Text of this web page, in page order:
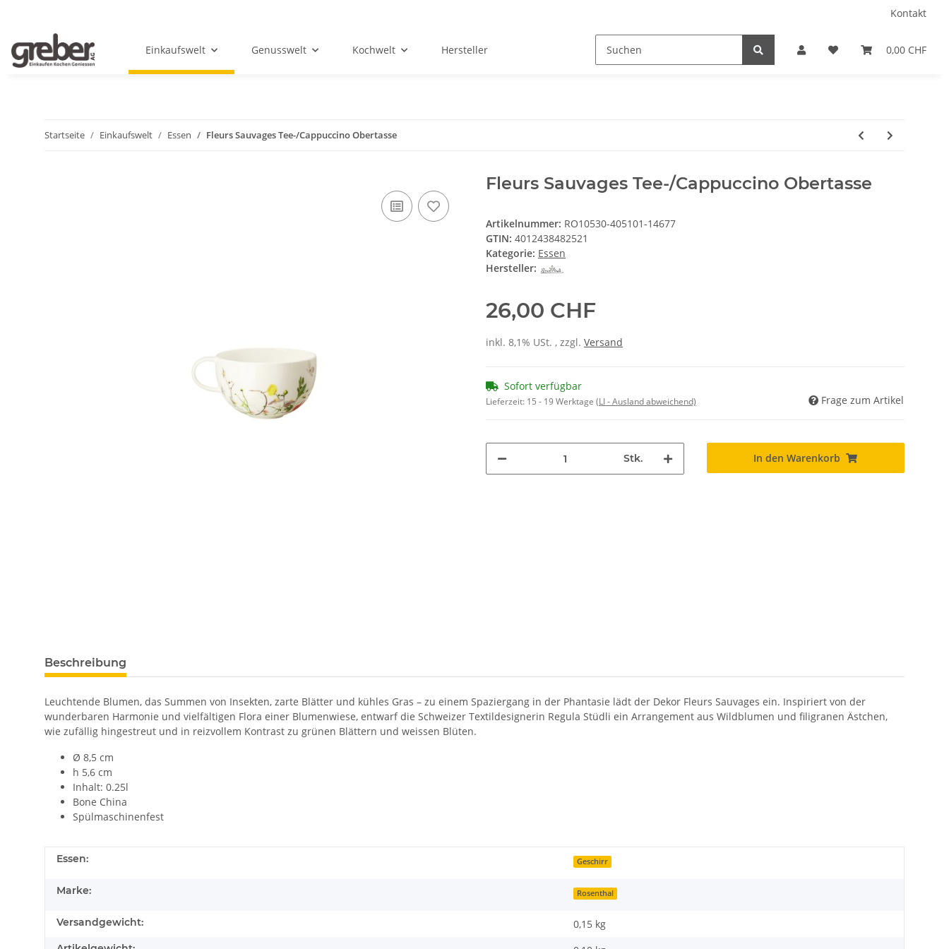
Kontakt
0,00 CHF
Einkaufswelt Genusswelt Kochwelt Hersteller
Startseite Einkaufswelt Essen Fleurs Sauvages Tee-/Cappuccino Obertasse
Fleurs Sauvages Tee-/Cappuccino Obertasse
Artikelnummer: RO10530-405101-14677
GTIN: 4012438482521
Kategorie: Essen
Hersteller:
26,00 CHF
inkl. 8,1% USt. , zzgl. Versand
Sofort verfügbar
Lieferzeit: 15 - 19 Werktage (LI - Ausland abweichend) Frage zum Artikel
Stk. In den Warenkorb
Beschreibung
Leuchtende Blumen, das Summen von Insekten, zarte Blätter und kühles Gras – zu einem Spaziergang in der Phantasie lädt der Dekor Fleurs Sauvages ein. Inspiriert von der
wunderbaren Harmonie und vielfältigen Flora einer Blumenwiese, entwarf die Schweizer Textildesignerin Regula Stüdli ein Arrangement aus Wildblumen und filigranen Ästchen,
wie zufällig hingestreut und in reizvollem Kontrast zu grünen Blättern und weissen Blüten.
Ø 8,5 cm
h 5,6 cm
Inhalt: 0.25l
Bone China
Spülmaschinenfest
Essen: Geschirr
Marke: Rosenthal
Versandgewicht: 0,15 kg